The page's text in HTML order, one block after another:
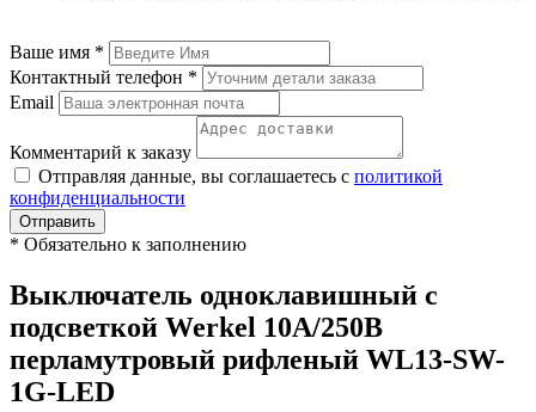
Ваше имя *
Контактный телефон *
Email
Комментарий к заказу
Отправляя данные, вы соглашаетесь с политикой
конфиденциальности
Отправить
* Обязательно к заполнению
Выключатель одноклавишный с
подсветкой Werkel 10A/250В
перламутровый рифленый WL13-SW-
1G-LED